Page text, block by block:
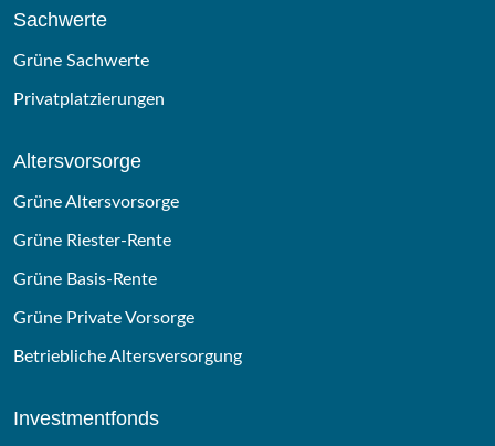
Sachwerte
Grüne Sachwerte
Privatplatzierungen
Altersvorsorge
Grüne Altersvorsorge
Grüne Riester-Rente
Grüne Basis-Rente
Grüne Private Vorsorge
Betriebliche Altersversorgung
Investmentfonds